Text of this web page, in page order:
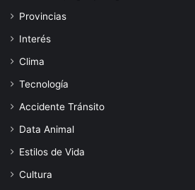
Provincias
Interés
Clima
Tecnología
Accidente Tránsito
Data Animal
Estilos de Vida
Cultura